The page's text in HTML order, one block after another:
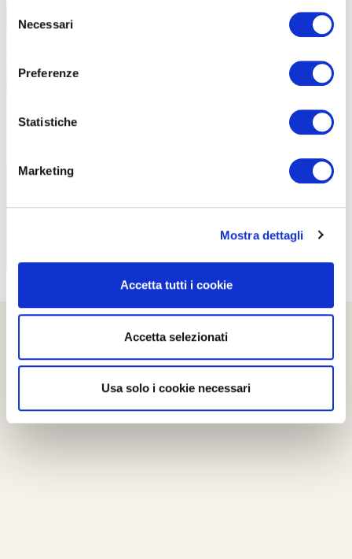
delNecessari
Preferenze
Statistiche
Marketing
Mostra dettagli
Accetta tutti i cookie
Accetta selezionati
Usa solo i cookie necessari